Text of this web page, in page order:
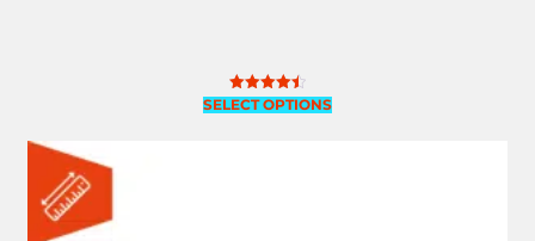
Gewaardeerd
4.50
SELECT OPTIONS